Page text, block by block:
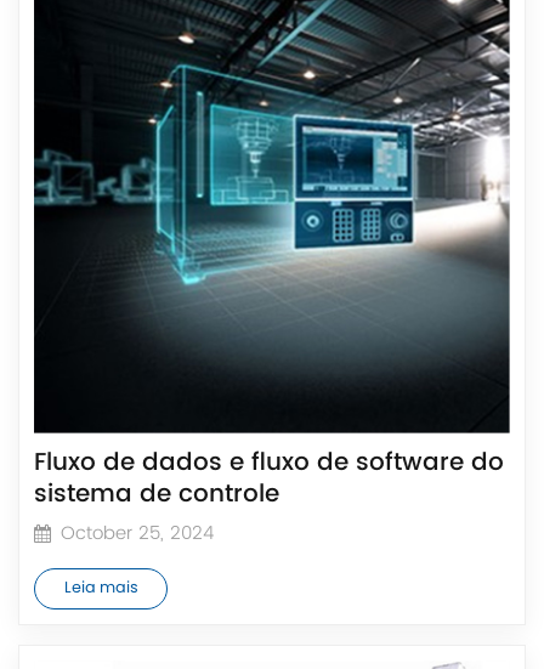
Fluxo de dados e fluxo de software do
sistema de controle
October 25, 2024
Leia mais